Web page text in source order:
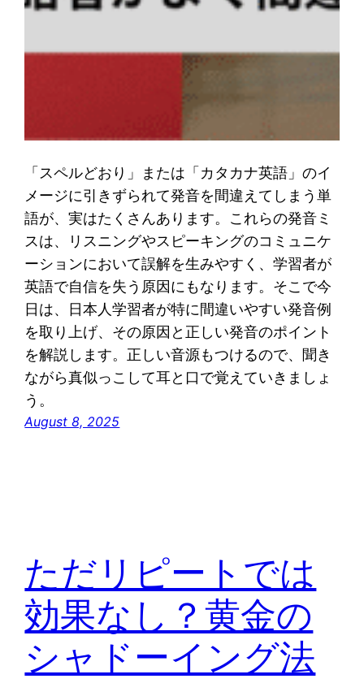
「スペルどおり」または「カタカナ英語」のイ
メージに引きずられて発音を間違えてしまう単
語が、実はたくさんあります。これらの発音ミ
スは、リスニングやスピーキングのコミュニケ
ーションにおいて誤解を生みやすく、学習者が
英語で自信を失う原因にもなります。そこで今
日は、日本人学習者が特に間違いやすい発音例
を取り上げ、その原因と正しい発音のポイント
を解説します。正しい音源もつけるので、聞き
ながら真似っこして耳と口で覚えていきましょ
う。
August 8, 2025
ただリピートでは
効果なし？黄金の
シャドーイング法